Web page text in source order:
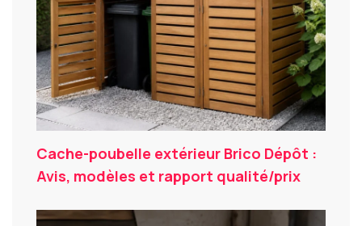
Cache-poubelle extérieur Brico Dépôt :
Avis, modèles et rapport qualité/prix